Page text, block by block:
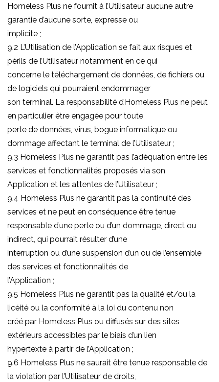
Homeless Plus ne fournit à l’Utilisateur aucune autre
garantie d’aucune sorte, expresse ou
implicite ;
9.2 L’Utilisation de l’Application se fait aux risques et
périls de l’Utilisateur notamment en ce qui
concerne le téléchargement de données, de fichiers ou
de logiciels qui pourraient endommager
son terminal. La responsabilité d’Homeless Plus ne peut
en particulier être engagée pour toute
perte de données, virus, bogue informatique ou
dommage affectant le terminal de l’Utilisateur ;
9.3 Homeless Plus ne garantit pas l’adéquation entre les
services et fonctionnalités proposés via son
Application et les attentes de l’Utilisateur ;
9.4 Homeless Plus ne garantit pas la continuité des
services et ne peut en conséquence être tenue
responsable d’une perte ou d’un dommage, direct ou
indirect, qui pourrait résulter d’une
interruption ou d’une suspension d’un ou de l’ensemble
des services et fonctionnalités de
l’Application ;
9.5 Homeless Plus ne garantit pas la qualité et/ou la
licéité ou la conformité à la loi du contenu non
créé par Homeless Plus ou diffusés sur des sites
extérieurs accessibles par le biais d’un lien
hypertexte à partir de l’Application ;
9.6 Homeless Plus ne saurait être tenue responsable de
la violation par l’Utilisateur de droits,